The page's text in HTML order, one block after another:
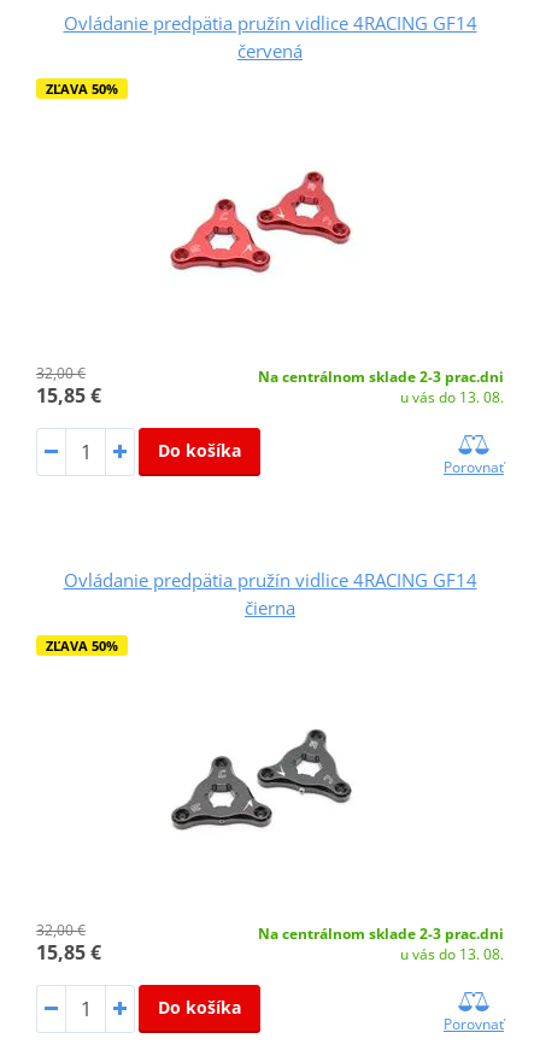
Ovládanie predpätia pružín vidlice 4RACING GF14
červená
ZĽAVA 50%
32,00 €
15,85 €
Na centrálnom sklade 2-3 prac.dni
u vás do 13. 08.
Do košíka
Porovnať
Ovládanie predpätia pružín vidlice 4RACING GF14
čierna
ZĽAVA 50%
32,00 €
15,85 €
Na centrálnom sklade 2-3 prac.dni
u vás do 13. 08.
Do košíka
Porovnať